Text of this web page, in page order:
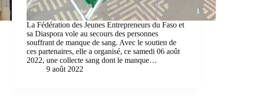
La Fédération des Jeunes Entrepreneurs du Faso et
sa Diaspora vole au secours des personnes
souffrant de manque de sang. Avec le soutien de
ces partenaires, elle a organisé, ce samedi 06 août
2022, une collecte sang dont le manque…
9 août 2022